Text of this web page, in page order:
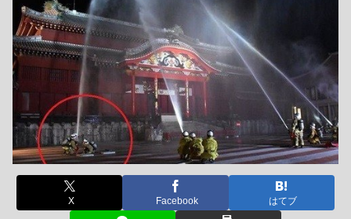
X Facebook はてブ